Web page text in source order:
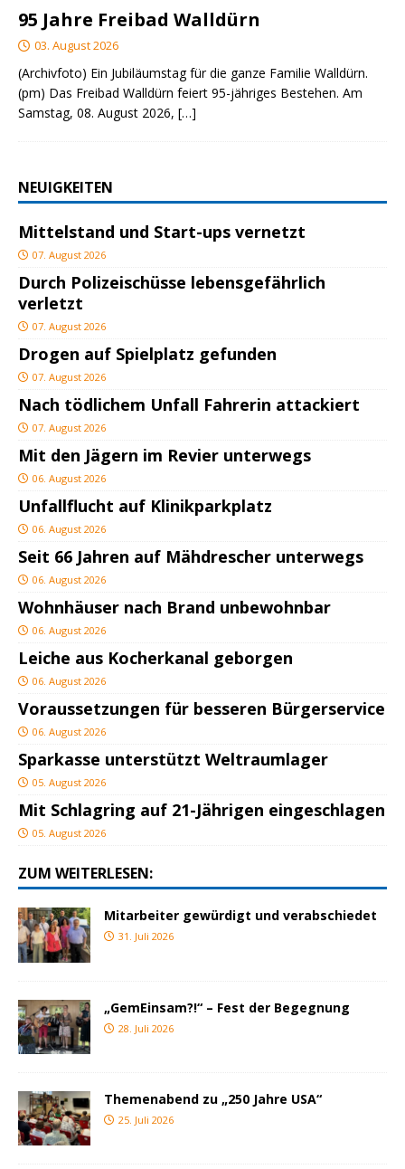
95 Jahre Freibad Walldürn
03. August 2026
(Archivfoto) Ein Jubiläumstag für die ganze Familie Walldürn.
(pm) Das Freibad Walldürn feiert 95-jähriges Bestehen. Am
Samstag, 08. August 2026, […]
NEUIGKEITEN
Mittelstand und Start-ups vernetzt
07. August 2026
Durch Polizeischüsse lebensgefährlich
verletzt
07. August 2026
Drogen auf Spielplatz gefunden
07. August 2026
Nach tödlichem Unfall Fahrerin attackiert
07. August 2026
Mit den Jägern im Revier unterwegs
06. August 2026
Unfallflucht auf Klinikparkplatz
06. August 2026
Seit 66 Jahren auf Mähdrescher unterwegs
06. August 2026
Wohnhäuser nach Brand unbewohnbar
06. August 2026
Leiche aus Kocherkanal geborgen
06. August 2026
Voraussetzungen für besseren Bürgerservice
06. August 2026
Sparkasse unterstützt Weltraumlager
05. August 2026
Mit Schlagring auf 21-Jährigen eingeschlagen
05. August 2026
ZUM WEITERLESEN:
Mitarbeiter gewürdigt und verabschiedet
31. Juli 2026
„GemEinsam?!“ – Fest der Begegnung
28. Juli 2026
Themenabend zu „250 Jahre USA“
25. Juli 2026